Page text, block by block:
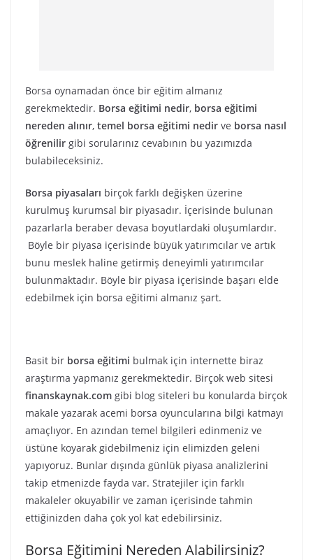
Borsa oynamadan önce bir eğitim almanız
gerekmektedir. Borsa eğitimi nedir, borsa eğitimi
nereden alınır, temel borsa eğitimi nedir ve borsa nasıl
öğrenilir gibi sorularınız cevabının bu yazımızda
bulabileceksiniz.
Borsa piyasaları birçok farklı değişken üzerine
kurulmuş kurumsal bir piyasadır. İçerisinde bulunan
pazarlarla beraber devasa boyutlardaki oluşumlardır.
Böyle bir piyasa içerisinde büyük yatırımcılar ve artık
bunu meslek haline getirmiş deneyimli yatırımcılar
bulunmaktadır. Böyle bir piyasa içerisinde başarı elde
edebilmek için borsa eğitimi almanız şart.
Basit bir borsa eğitimi bulmak için internette biraz
araştırma yapmanız gerekmektedir. Birçok web sitesi
finanskaynak.com gibi blog siteleri bu konularda birçok
makale yazarak acemi borsa oyuncularına bilgi katmayı
amaçlıyor. En azından temel bilgileri edinmeniz ve
üstüne koyarak gidebilmeniz için elimizden geleni
yapıyoruz. Bunlar dışında günlük piyasa analizlerini
takip etmenizde fayda var. Stratejiler için farklı
makaleler okuyabilir ve zaman içerisinde tahmin
ettiğinizden daha çok yol kat edebilirsiniz.
Borsa Eğitimini Nereden Alabilirsiniz?